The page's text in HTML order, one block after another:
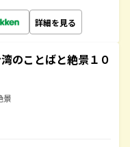
詳細を見る
のことばと絶景１０
景